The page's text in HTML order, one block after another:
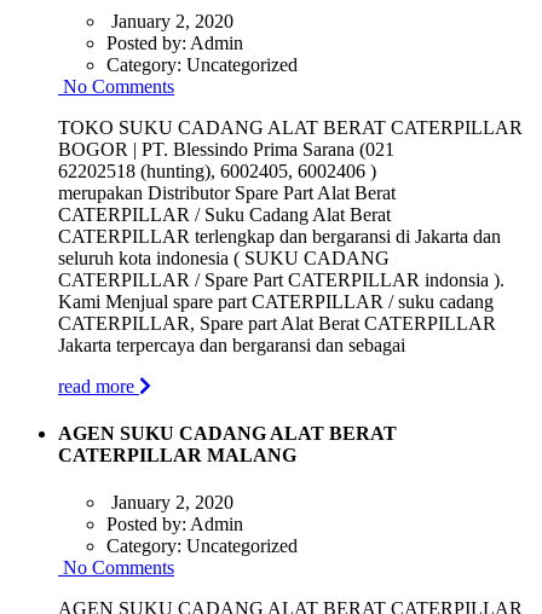
January 2, 2020
Posted by: Admin
Category: Uncategorized
No Comments
TOKO SUKU CADANG ALAT BERAT CATERPILLAR
BOGOR | PT. Blessindo Prima Sarana (021
62202518 (hunting), 6002405, 6002406 )
merupakan Distributor Spare Part Alat Berat
CATERPILLAR / Suku Cadang Alat Berat
CATERPILLAR terlengkap dan bergaransi di Jakarta dan
seluruh kota indonesia ( SUKU CADANG
CATERPILLAR / Spare Part CATERPILLAR indonsia ).
Kami Menjual spare part CATERPILLAR / suku cadang
CATERPILLAR, Spare part Alat Berat CATERPILLAR
Jakarta terpercaya dan bergaransi dan sebagai
read more
AGEN SUKU CADANG ALAT BERAT
CATERPILLAR MALANG
January 2, 2020
Posted by: Admin
Category: Uncategorized
No Comments
AGEN SUKU CADANG ALAT BERAT CATERPILLAR